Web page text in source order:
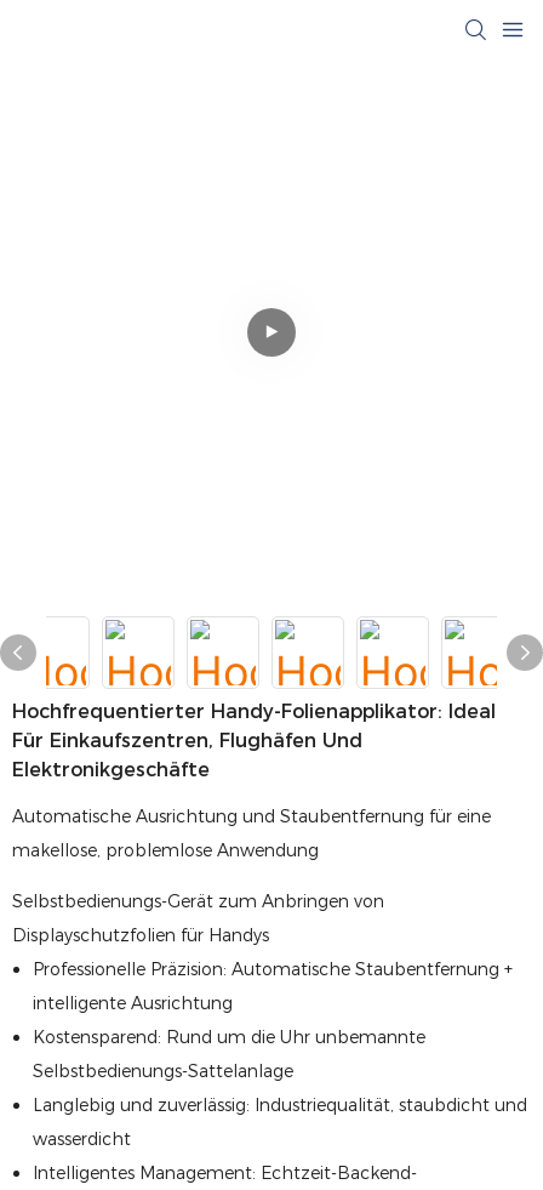
Hochfrequentierter Handy-Folienapplikator: Ideal
Für Einkaufszentren, Flughäfen Und
Elektronikgeschäfte
Automatische Ausrichtung und Staubentfernung für eine
makellose, problemlose Anwendung
Selbstbedienungs-Gerät zum Anbringen von
Displayschutzfolien für Handys
Professionelle Präzision: Automatische Staubentfernung +
intelligente Ausrichtung
Kostensparend: Rund um die Uhr unbemannte
Selbstbedienungs-Sattelanlage
Langlebig und zuverlässig: Industriequalität, staubdicht und
wasserdicht
Intelligentes Management: Echtzeit-Backend-